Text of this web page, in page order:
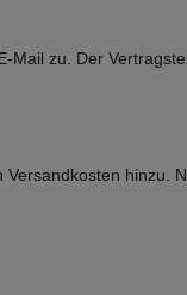
zu. Der